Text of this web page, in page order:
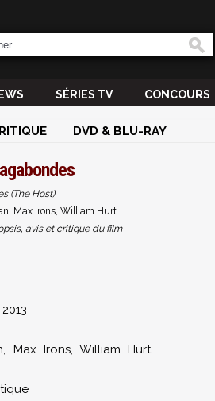
SÉRIES TV CONCOURS
DVD & BLU-RAY
(The Host)
Max Irons, William Hurt
avis et critique du film
, Max Irons, William Hurt,